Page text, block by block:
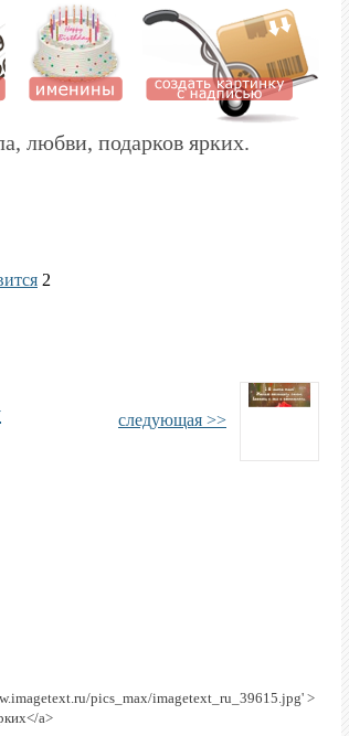
любви, подарков ярких.
2
следующая >>
pics_max/imagetext_ru_39615.jpg' >
a>